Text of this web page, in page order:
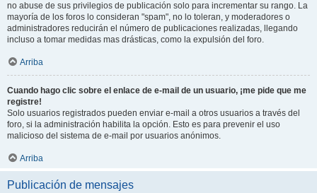
no abuse de sus privilegios de publicación solo para incrementar su rango. La
mayoría de los foros lo consideran "spam", no lo toleran, y moderadores o
administradores reducirán el número de publicaciones realizadas, llegando
incluso a tomar medidas mas drásticas, como la expulsión del foro.
Arriba
Cuando hago clic sobre el enlace de e-mail de un usuario, ¡me pide que me
registre!
Solo usuarios registrados pueden enviar e-mail a otros usuarios a través del
foro, si la administración habilita la opción. Esto es para prevenir el uso
malicioso del sistema de e-mail por usuarios anónimos.
Arriba
Publicación de mensajes